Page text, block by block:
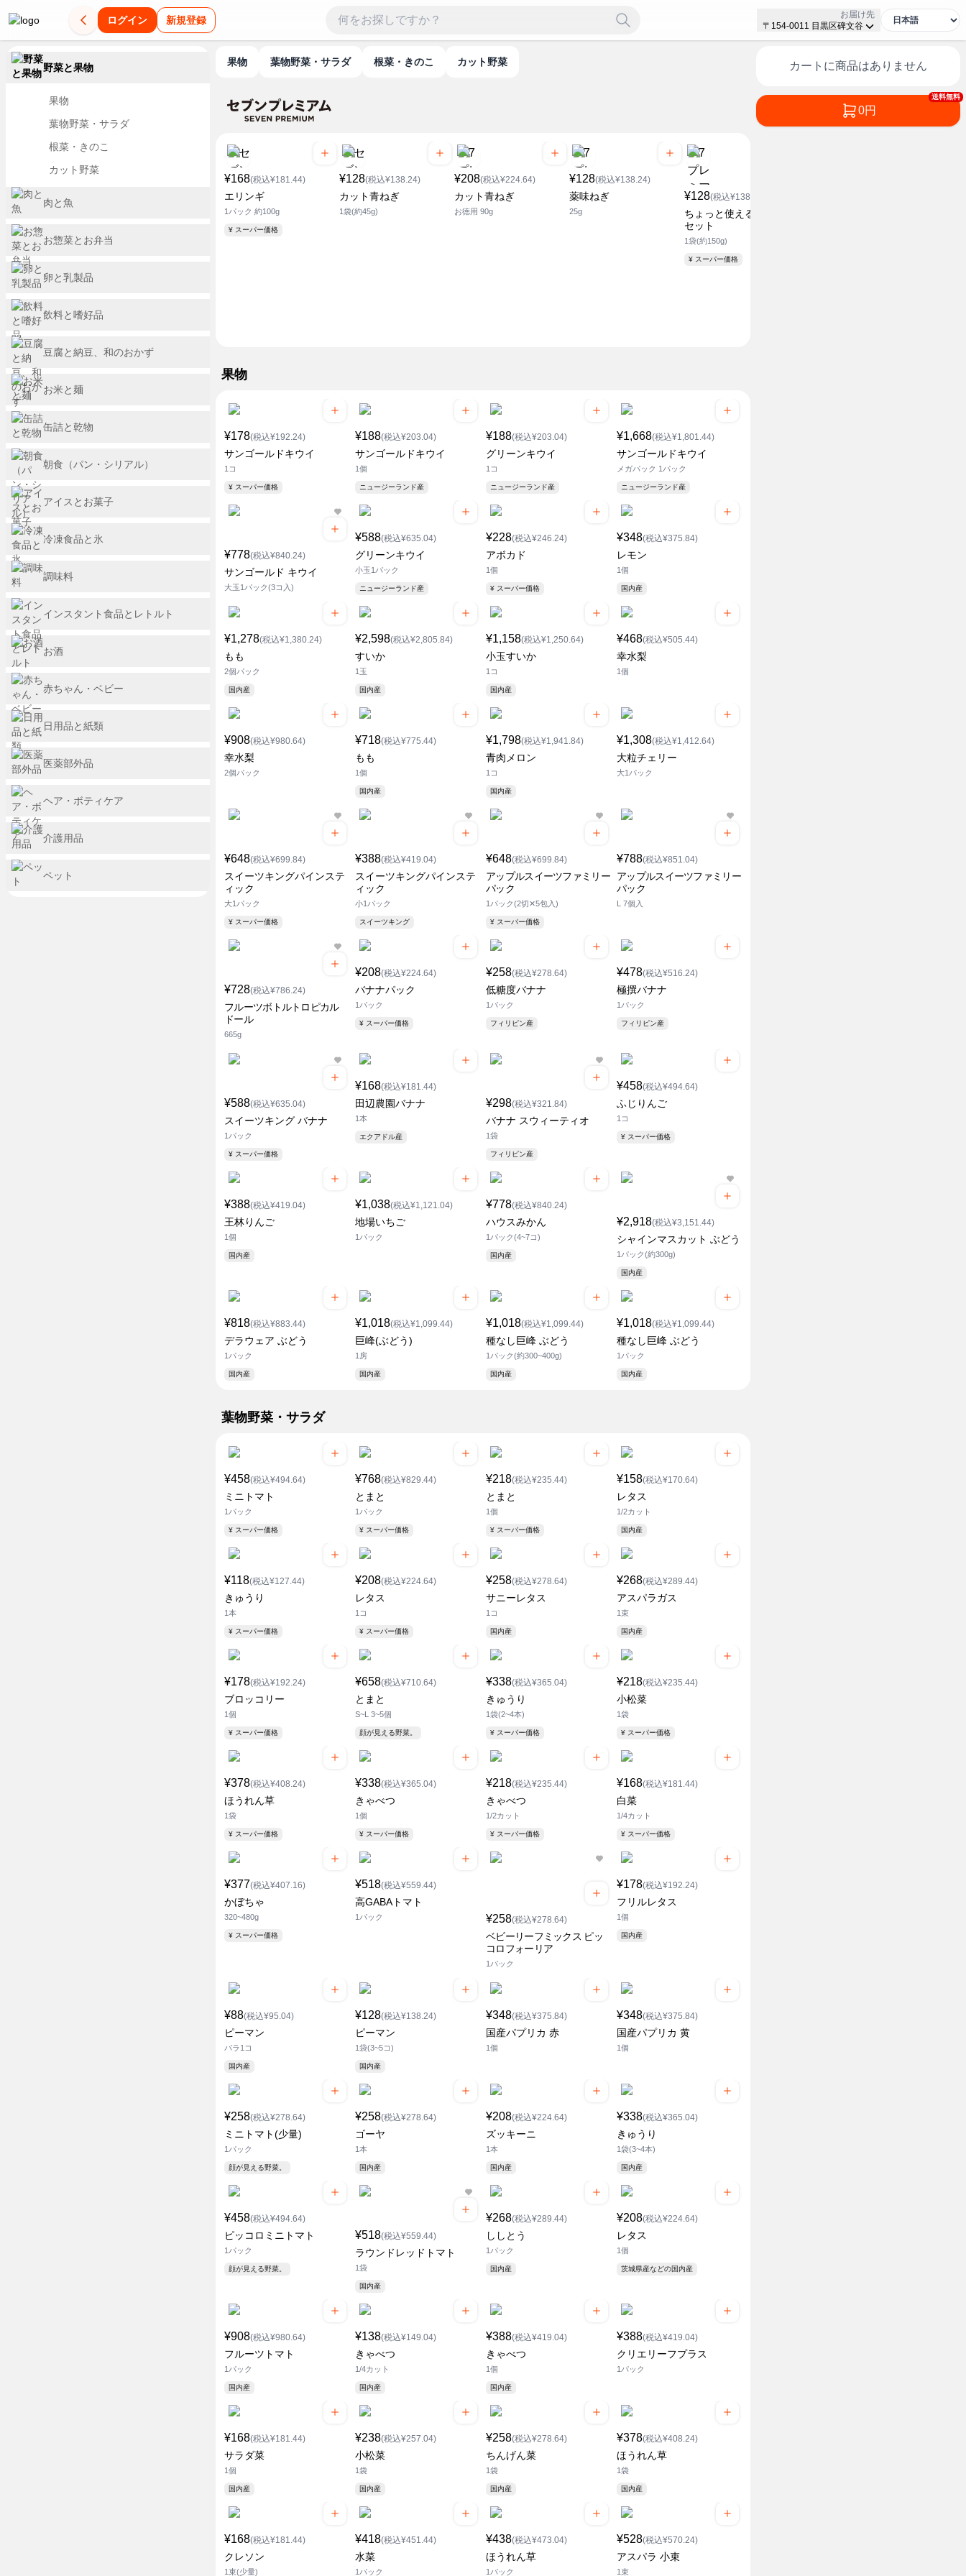
ログイン 新規登録
お届け先
〒154-0011 目黒区碑文谷
果物 葉物野菜・サラダ 根菜・きのこ カット野菜
¥168(税込¥181.44)
エリンギ
1パック 約100g
¥ スーパー価格
¥128(税込¥138.24)
カット青ねぎ
1袋(約45g)
¥208(税込¥224.64)
カット青ねぎ
お徳用 90g
¥128(税込¥138.24)
薬味ねぎ
25g
¥128(税込¥138.24)
ちょっと使える野菜炒め
セット
1袋(約150g)
¥ スーパー価格
果物
¥178(税込¥192.24)
サンゴールドキウイ
1コ
¥ スーパー価格
¥188(税込¥203.04)
サンゴールドキウイ
1個
ニュージーランド産
¥188(税込¥203.04)
グリーンキウイ
1コ
ニュージーランド産
¥1,668(税込¥1,801.44)
サンゴールドキウイ
メガパック 1パック
ニュージーランド産
¥778(税込¥840.24)
サンゴールド キウイ
大玉1パック(3コ入)
¥588(税込¥635.04)
グリーンキウイ
小玉1パック
ニュージーランド産
¥228(税込¥246.24)
アボカド
1個
¥ スーパー価格
¥348(税込¥375.84)
レモン
1個
国内産
¥1,278(税込¥1,380.24)
もも
2個パック
国内産
¥2,598(税込¥2,805.84)
すいか
1玉
国内産
¥1,158(税込¥1,250.64)
小玉すいか
1コ
国内産
¥468(税込¥505.44)
幸水梨
1個
¥908(税込¥980.64)
幸水梨
2個パック
¥718(税込¥775.44)
もも
1個
国内産
¥1,798(税込¥1,941.84)
青肉メロン
1コ
国内産
¥1,308(税込¥1,412.64)
大粒チェリー
大1パック
¥648(税込¥699.84)
スイーツキングパインステ
ィック
大1パック
¥ スーパー価格
¥388(税込¥419.04)
スイーツキングパインステ
ィック
小1パック
スイーツキング
¥648(税込¥699.84)
アップルスイーツファミリー
パック
1パック(2切✕5包入)
¥ スーパー価格
¥788(税込¥851.04)
アップルスイーツファミリー
パック
L 7個入
¥728(税込¥786.24)
フルーツボトルトロピカル
ドール
665g
¥208(税込¥224.64)
バナナパック
1パック
¥ スーパー価格
¥258(税込¥278.64)
低糖度バナナ
1パック
フィリピン産
¥478(税込¥516.24)
極撰バナナ
1パック
フィリピン産
¥588(税込¥635.04)
スイーツキング バナナ
1パック
¥ スーパー価格
¥168(税込¥181.44)
田辺農園バナナ
1本
エクアドル産
¥298(税込¥321.84)
バナナ スウィーティオ
1袋
フィリピン産
¥458(税込¥494.64)
ふじりんご
1コ
¥ スーパー価格
¥388(税込¥419.04)
王林りんご
1個
国内産
¥1,038(税込¥1,121.04)
地場いちご
1パック
¥778(税込¥840.24)
ハウスみかん
1パック(4~7コ)
国内産
¥2,918(税込¥3,151.44)
シャインマスカット ぶどう
1パック(約300g)
国内産
¥818(税込¥883.44)
デラウェア ぶどう
1パック
国内産
¥1,018(税込¥1,099.44)
巨峰(ぶどう)
1房
国内産
¥1,018(税込¥1,099.44)
種なし巨峰 ぶどう
1パック(約300~400g)
国内産
¥1,018(税込¥1,099.44)
種なし巨峰 ぶどう
1パック
国内産
葉物野菜・サラダ
¥458(税込¥494.64)
ミニトマト
1パック
¥ スーパー価格
¥768(税込¥829.44)
とまと
1パック
¥ スーパー価格
¥218(税込¥235.44)
とまと
1個
¥ スーパー価格
¥158(税込¥170.64)
レタス
1/2カット
国内産
¥118(税込¥127.44)
きゅうり
1本
¥ スーパー価格
¥208(税込¥224.64)
レタス
1コ
¥ スーパー価格
¥258(税込¥278.64)
サニーレタス
1コ
国内産
¥268(税込¥289.44)
アスパラガス
1束
国内産
¥178(税込¥192.24)
ブロッコリー
1個
¥ スーパー価格
¥658(税込¥710.64)
とまと
S~L 3~5個
顔が見える野菜。
¥338(税込¥365.04)
きゅうり
1袋(2~4本)
¥ スーパー価格
¥218(税込¥235.44)
小松菜
1袋
¥ スーパー価格
¥378(税込¥408.24)
ほうれん草
1袋
¥ スーパー価格
¥338(税込¥365.04)
きゃべつ
1個
¥ スーパー価格
¥218(税込¥235.44)
きゃべつ
1/2カット
¥ スーパー価格
¥168(税込¥181.44)
白菜
1/4カット
¥ スーパー価格
¥377(税込¥407.16)
かぼちゃ
320~480g
¥ スーパー価格
¥518(税込¥559.44)
高GABAトマト
1パック ¥258(税込¥278.64)
ベビーリーフミックス ピッ
コロフォーリア
1パック
¥178(税込¥192.24)
フリルレタス
1個
国内産
¥88(税込¥95.04)
ピーマン
バラ1コ
国内産
¥128(税込¥138.24)
ピーマン
1袋(3~5コ)
国内産
¥348(税込¥375.84)
国産パプリカ 赤
1個
¥348(税込¥375.84)
国産パプリカ 黄
1個
¥258(税込¥278.64)
ミニトマト(少量)
1パック
顔が見える野菜。
¥258(税込¥278.64)
ゴーヤ
1本
国内産
¥208(税込¥224.64)
ズッキーニ
1本
国内産
¥338(税込¥365.04)
きゅうり
1袋(3~4本)
国内産
¥458(税込¥494.64)
ピッコロミニトマト
1パック
顔が見える野菜。
¥518(税込¥559.44)
ラウンドレッドトマト
1袋
国内産
¥268(税込¥289.44)
ししとう
1パック
国内産
¥208(税込¥224.64)
レタス
1個
茨城県産などの国内産
¥908(税込¥980.64)
フルーツトマト
1パック
国内産
¥138(税込¥149.04)
きゃべつ
1/4カット
国内産
¥388(税込¥419.04)
きゃべつ
1個
国内産
¥388(税込¥419.04)
クリエリーフプラス
1パック
¥168(税込¥181.44)
サラダ菜
1個
国内産
¥238(税込¥257.04)
小松菜
1袋
国内産
¥258(税込¥278.64)
ちんげん菜
1袋
国内産
¥378(税込¥408.24)
ほうれん草
1袋
国内産
¥168(税込¥181.44)
クレソン
1束(少量)
¥418(税込¥451.44)
水菜
1パック
¥438(税込¥473.04)
ほうれん草
1パック
¥528(税込¥570.24)
アスパラ 小束
1束
カートに商品はありません
送料無料
0円
野菜と果物
果物
葉物野菜・サラダ
根菜・きのこ
カット野菜
肉と魚
お惣菜とお弁当
卵と乳製品
飲料と嗜好品
豆腐と納豆、和のおかず
お米と麺
缶詰と乾物
朝食（パン・シリアル）
アイスとお菓子
冷凍食品と氷
調味料
インスタント食品とレトルト
お酒
赤ちゃん・ベビー
日用品と紙類
医薬部外品
ヘア・ボティケア
介護用品
ペット